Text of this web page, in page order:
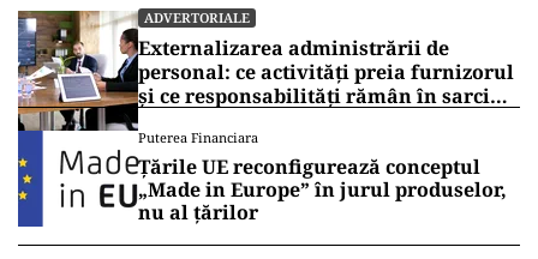
ADVERTORIALE
Externalizarea administrării de
personal: ce activități preia furnizorul
și ce responsabilități rămân în sarcina
Puterea Financiara
Țările UE reconfigurează conceptul
„Made in Europe” în jurul produselor,
nu al țărilor